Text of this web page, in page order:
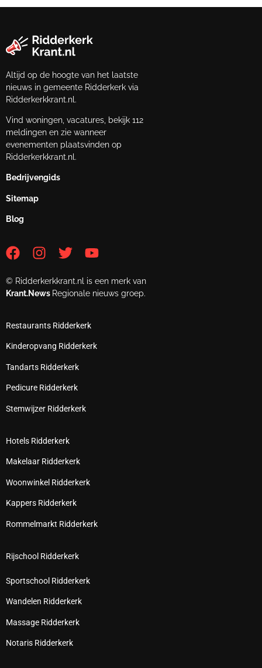
Altijd op de hoogte van het laatste
nieuws in gemeente Ridderkerk via
Ridderkerkkrant.nl.
Vind woningen, vacatures, bekijk 112
meldingen en zie wanneer
evenementen plaatsvinden op
Ridderkerkkrant.nl.
Bedrijvengids
Sitemap
Blog
© Ridderkerkkrant.nl is een merk van
Krant.News Regionale nieuws groep.
Restaurants Ridderkerk
Kinderopvang Ridderkerk
Tandarts Ridderkerk
Pedicure Ridderkerk
Stemwijzer Ridderkerk
Hotels Ridderkerk
Makelaar Ridderkerk
Woonwinkel Ridderkerk
Kappers Ridderkerk
Rommelmarkt Ridderkerk
Rijschool Ridderkerk
Sportschool Ridderkerk
Wandelen Ridderkerk
Massage Ridderkerk
Notaris Ridderkerk